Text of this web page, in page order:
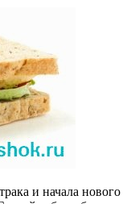
и начала нового